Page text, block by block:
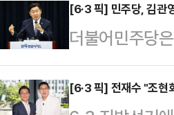
[6·3 픽] 민주당, 김관
더불어민주당
겨냥해 "궤변
도민을 상대로
[6·3 픽] 전재수 "조현